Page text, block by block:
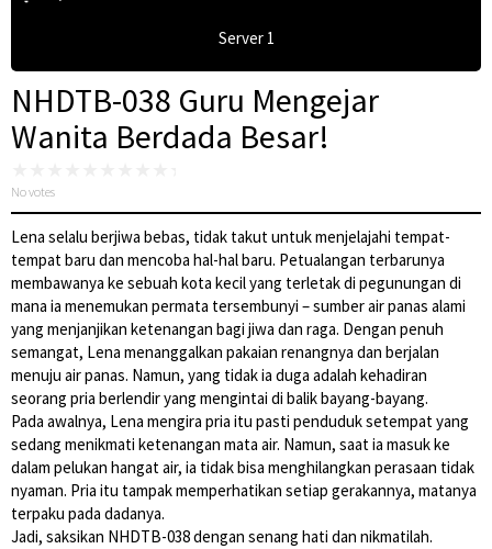
Server 1
NHDTB-038 Guru Mengejar
Wanita Berdada Besar!
No votes
Lena selalu berjiwa bebas, tidak takut untuk menjelajahi tempat-
tempat baru dan mencoba hal-hal baru. Petualangan terbarunya
membawanya ke sebuah kota kecil yang terletak di pegunungan di
mana ia menemukan permata tersembunyi – sumber air panas alami
yang menjanjikan ketenangan bagi jiwa dan raga. Dengan penuh
semangat, Lena menanggalkan pakaian renangnya dan berjalan
menuju air panas. Namun, yang tidak ia duga adalah kehadiran
seorang pria berlendir yang mengintai di balik bayang-bayang.
Pada awalnya, Lena mengira pria itu pasti penduduk setempat yang
sedang menikmati ketenangan mata air. Namun, saat ia masuk ke
dalam pelukan hangat air, ia tidak bisa menghilangkan perasaan tidak
nyaman. Pria itu tampak memperhatikan setiap gerakannya, matanya
terpaku pada dadanya.
Jadi, saksikan NHDTB-038 dengan senang hati dan nikmatilah.